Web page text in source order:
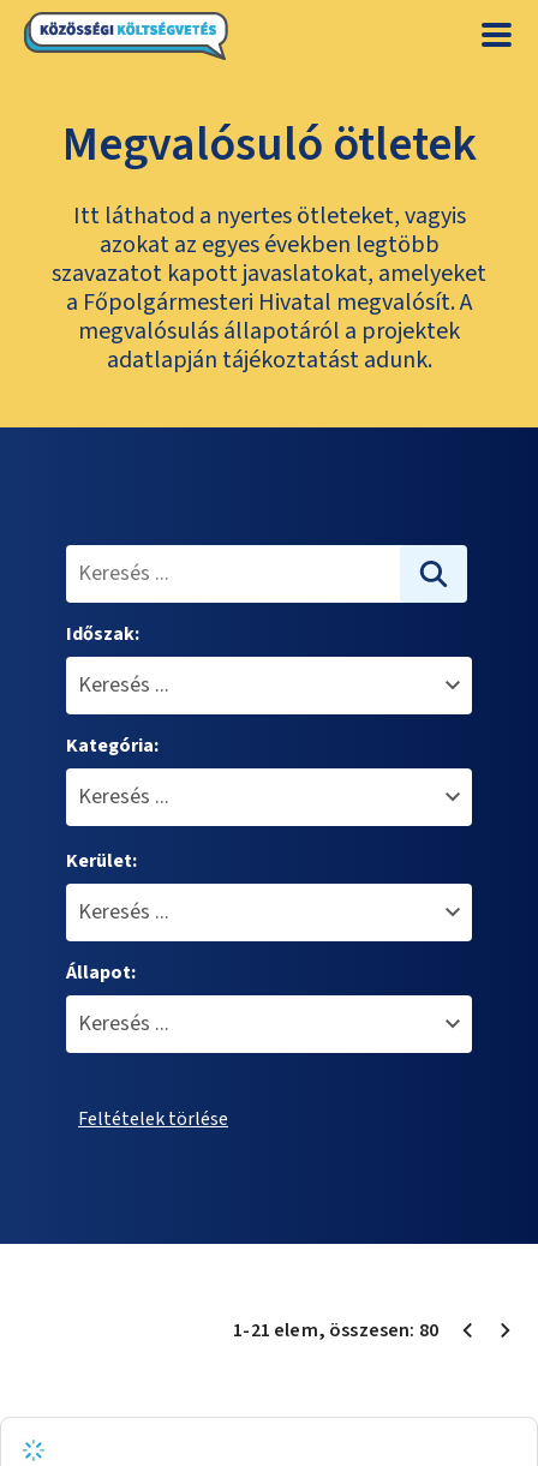
Megvalósuló ötletek
Itt láthatod a nyertes ötleteket, vagyis
azokat az egyes években legtöbb
szavazatot kapott javaslatokat, amelyeket
a Főpolgármesteri Hivatal megvalósít. A
megvalósulás állapotáról a projektek
adatlapján tájékoztatást adunk.
Időszak:
Kategória:
Kerület:
Állapot:
Feltételek törlése
1-21 elem, összesen: 80